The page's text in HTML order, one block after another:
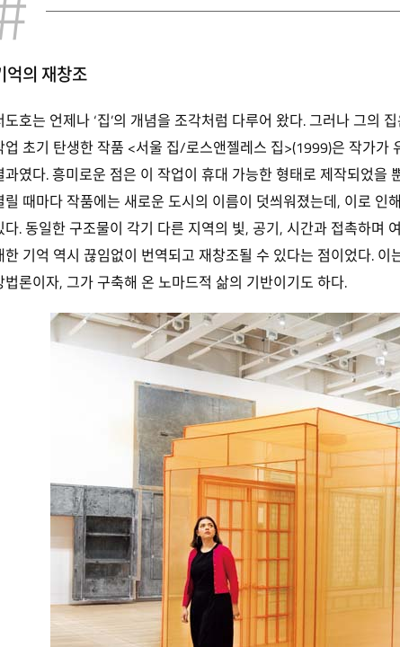
억의 재창조
도호는 언제나 ‘집’의 개념을 조각처럼 다루어 왔다. 그러나 그의
업 초기 탄생한 작품 <서울 집/로스앤젤레스 집>(1999)은 작가
과였다. 흥미로운 점은 이 작업이 휴대 가능한 형태로 제작되었
릴 때마다 작품에는 새로운 도시의 이름이 덧씌워졌는데, 이로
다. 동일한 구조물이 각기 다른 지역의 빛, 공기, 시간과 접촉하며
한 기억 역시 끊임없이 번역되고 재창조될 수 있다는 점이었다.
법론이자, 그가 구축해 온 노마드적 삶의 기반이기도 하다.